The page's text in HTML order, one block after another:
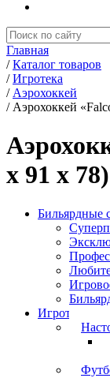
Главная
/ Каталог товаров
/ Игротека
/ Аэрохоккей
/ Аэрохоккей
х 91 х 78)
Бильярдные
Игротека